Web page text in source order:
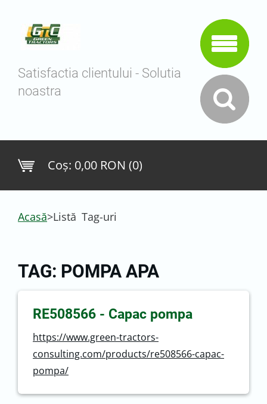
Satisfactia clientului - Solutia
noastra
Coş: 0,00 RON (0)
Acasă>Listă Tag-uri
TAG: POMPA APA
RE508566 - Capac pompa
https://www.green-tractors-
consulting.com/products/re508566-capac-
pompa/